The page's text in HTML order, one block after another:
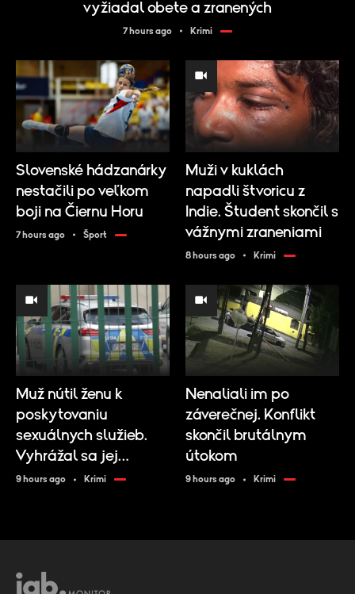
vyžiadal obete a zranených
7 hours ago Krimi
Slovenské hádzanárky
nestačili po veľkom
boji na Čiernu Horu
7 hours ago Šport
Muži v kuklách
napadli štvoricu z
Indie. Študent skončil s
vážnymi zraneniami
8 hours ago Krimi
Muž nútil ženu k
poskytovaniu
sexuálnych služieb.
Vyhrážal sa jej
odobraním detí
9 hours ago Krimi
Nenaliali im po
záverečnej. Konflikt
skončil brutálnym
útokom
9 hours ago Krimi